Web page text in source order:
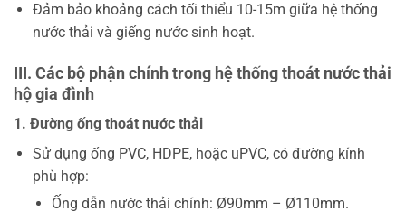
Đảm bảo khoảng cách tối thiểu 10-15m giữa hệ thống
nước thải và giếng nước sinh hoạt.
III. Các bộ phận chính trong hệ thống thoát nước thải
hộ gia đình
1. Đường ống thoát nước thải
Sử dụng ống PVC, HDPE, hoặc uPVC, có đường kính
phù hợp:
Ống dẫn nước thải chính: Ø90mm – Ø110mm.